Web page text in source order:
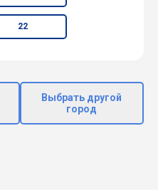
22
Выбрать другой
город